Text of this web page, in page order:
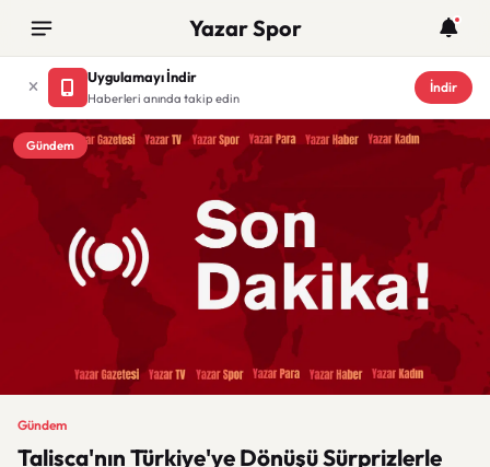
Yazar Spor
Uygulamayı İndir
Haberleri anında takip edin
İndir
Gündem
Gündem
Talisca'nın Türkiye'ye Dönüşü Sürprizlerle